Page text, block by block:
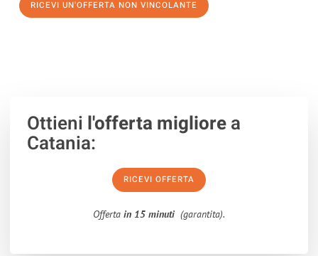
RICEVI UN'OFFERTA NON VINCOLANTE
Ottieni l'offerta migliorea
Catania:
RICEVI OFFERTA
Offerta in 15 minuti (garantita).